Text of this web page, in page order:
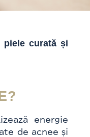
piele curată și
energie
de acnee și